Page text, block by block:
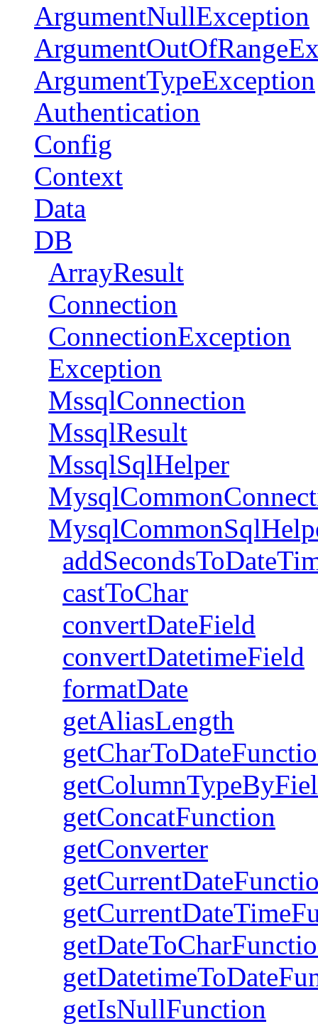
ArgumentNullException
ArgumentTypeException
Authentication
Config
Context
Data
DB
ArrayResult
Connection
ConnectionException
Exception
MssqlConnection
MssqlResult
MssqlSqlHelper
castToChar
convertDateField
convertDatetimeField
formatDate
getAliasLength
getConcatFunction
getConverter
getIsNullFunction